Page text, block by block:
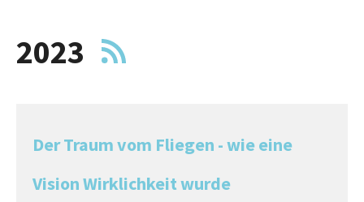
2023
Der Traum vom Fliegen - wie eine
Vision Wirklichkeit wurde